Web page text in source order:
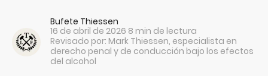
Bufete Thiessen
16 de abril de 2026 8 min de lectura
Revisado por: Mark Thiessen, especialista en
derecho penal y de conducción bajo los efectos
del alcohol